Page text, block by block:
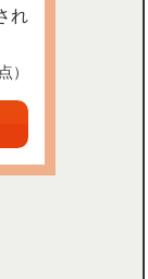
れ
）